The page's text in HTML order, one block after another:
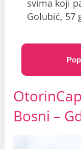
svima koji
Golubić, 57
Bosni –